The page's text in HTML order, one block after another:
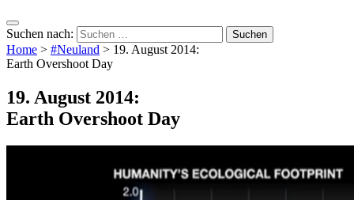
Suchen nach:
Home > #Neuland > 19. August 2014:
Earth Overshoot Day
19. August 2014:
Earth Overshoot Day